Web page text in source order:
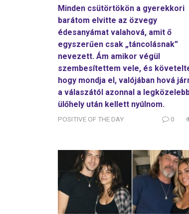
Minden csütörtökön a gyerekkori
barátom elvitte az özvegy
édesanyámat valahová, amit ő
egyszerűen csak „táncolásnak”
nevezett. Ám amikor végül
szembesítettem vele, és
hogy mondja el, valójában hová
a válaszától azonnal a
ülőhely után kellett nyúlnom.
POSITIVE OF THE DAY 0